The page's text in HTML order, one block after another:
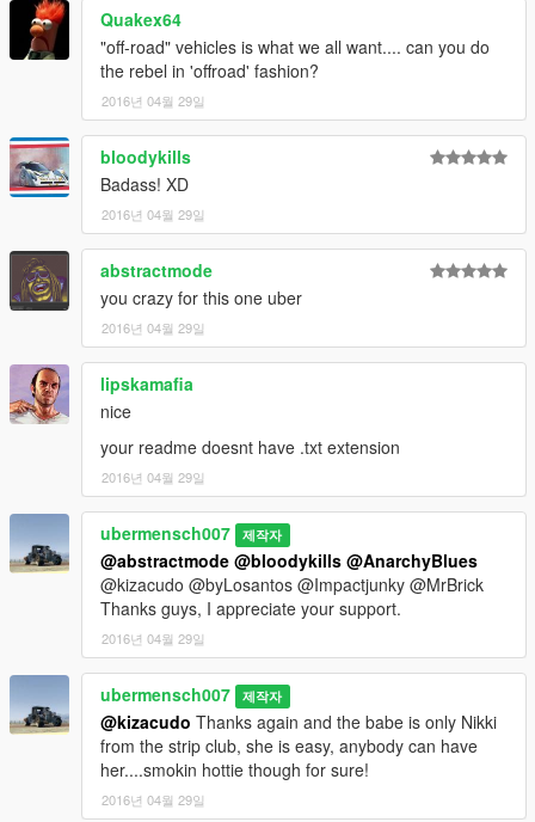
Quakex64
"off-road" vehicles is what we all want.... can you do
the rebel in 'offroad' fashion?
2016년 04월 29일
bloodykills
Badass! XD
2016년 04월 29일
abstractmode
you crazy for this one uber
2016년 04월 29일
lipskamafia
nice
your readme doesnt have .txt extension
2016년 04월 29일
ubermensch007 제작자
@abstractmode @bloodykills @AnarchyBlues
@kizacudo @byLosantos @Impactjunky @MrBrick
Thanks guys, I appreciate your support.
2016년 04월 29일
ubermensch007 제작자
@kizacudo Thanks again and the babe is only Nikki
from the strip club, she is easy, anybody can have
her....smokin hottie though for sure!
2016년 04월 29일